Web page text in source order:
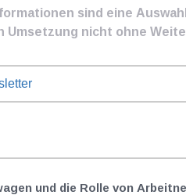
sind eine
Umsetzung nicht ohne
und die Rolle von